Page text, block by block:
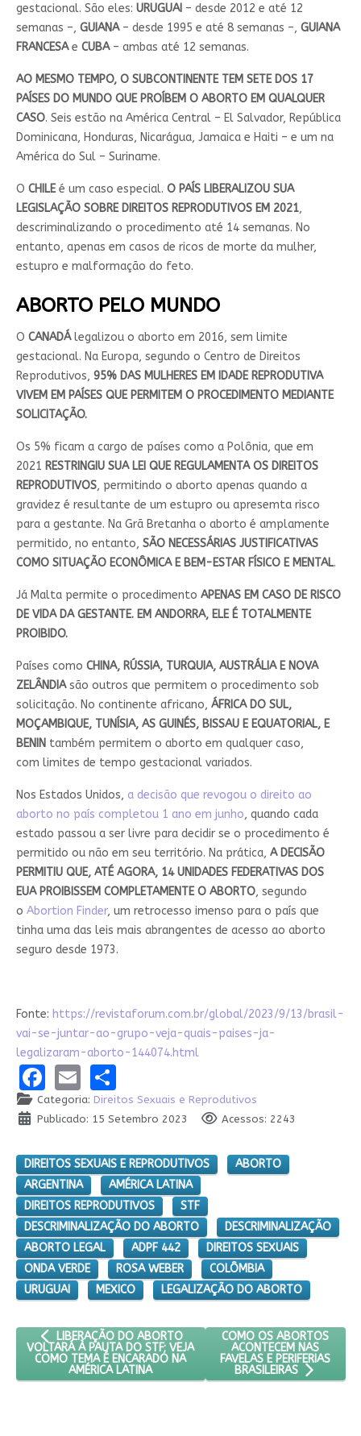
gestacional. São eles: URUGUAI – desde 2012 e até 12
semanas –, GUIANA– desde 1995 e até 8 semanas –, GUIANA
FRANCESAe CUBA– ambas até 12 semanas.
AO MESMO TEMPO, O SUBCONTINENTE TEM SETE DOS 17
PAÍSES DO MUNDO QUE PROÍBEM O ABORTO EM QUALQUER
CASO. Seis estão na América Central – El Salvador, República
Dominicana, Honduras, Nicarágua, Jamaica e Haiti – e um na
América do Sul – Suriname.
O CHILEé um caso especial. O PAÍS LIBERALIZOU SUA
LEGISLAÇÃO SOBRE DIREITOS REPRODUTIVOS EM 2021,
descriminalizando o procedimento até 14 semanas. No
entanto, apenas em casos de ricos de morte da mulher,
estupro e malformação do feto.
ABORTO PELO MUNDO
O CANADÁlegalizou o aborto em 2016, sem limite
gestacional. Na Europa, segundo o Centro de Direitos
Reprodutivos, 95% DAS MULHERES EM IDADE REPRODUTIVA
VIVEM EM PAÍSES QUE PERMITEM O PROCEDIMENTO MEDIANTE
SOLICITAÇÃO.
Os 5% ficam a cargo de países como a Polônia, que em
2021 RESTRINGIU SUA LEI QUE REGULAMENTA OS DIREITOS
REPRODUTIVOS, permitindo o aborto apenas quando a
gravidez é resultante de um estupro ou apresemta risco
para a gestante. Na Grã Bretanha o aborto é amplamente
permitido, no entanto, SÃO NECESSÁRIAS JUSTIFICATIVAS
COMO SITUAÇÃO ECONÔMICA E BEM-ESTAR FÍSICO E MENTAL.
Já Malta permite o procedimento APENAS EM CASO DE RISCO
DE VIDA DA GESTANTE. EM ANDORRA, ELE É TOTALMENTE
PROIBIDO.
Países como CHINA, RÚSSIA, TURQUIA, AUSTRÁLIA E NOVA
ZELÂNDIAsão outros que permitem o procedimento sob
solicitação. No continente africano, ÁFRICA DO SUL,
MOÇAMBIQUE, TUNÍSIA, AS GUINÉS, BISSAU E EQUATORIAL, E
BENIN também permitem o aborto em qualquer caso,
com limites de tempo gestacional variados.
Nos Estados Unidos, a decisão que revogou o direito ao
aborto no país completou 1 ano em junho, quando cada
estado passou a ser livre para decidir se o procedimento é
permitido ou não em seu território. Na prática, A DECISÃO
PERMITIU QUE, ATÉ AGORA, 14 UNIDADES FEDERATIVAS DOS
EUA PROIBISSEM COMPLETAMENTE O ABORTO, segundo
o Abortion Finder, um retrocesso imenso para o país que
tinha uma das leis mais abrangentes de acesso ao aborto
seguro desde 1973.
Fonte: https://revistaforum.com.br/global/2023/9/13/brasil-
vai-se-juntar-ao-grupo-veja-quais-paises-ja-
legalizaram-aborto-144074.html
Facebook
EmailShare
Categoria: Direitos Sexuais e Reprodutivos
Publicado: 15 Setembro 2023
Acessos: 2243
DIREITOS SEXUAIS E REPRODUTIVOS
ABORTO
ARGENTINA
AMÉRICA LATINA
DIREITOS REPRODUTIVOS
STF
DESCRIMINALIZAÇÃO DO ABORTO
DESCRIMINALIZAÇÃO
ABORTO LEGAL
ADPF 442
DIREITOS SEXUAIS
ONDA VERDE
ROSA WEBER
COLÔMBIA
URUGUAI
MEXICO LEGALIZAÇÃO DO ABORTO
ARTIGO ANTERIOR: LIBERAÇÃO DO ABORTO VOLTARÁ À
LIBERAÇÃO DO ABORTO
VOLTARÁ À PAUTA DO STF; VEJA
COMO TEMA É ENCARADO NA
AMÉRICA LATINA
PRÓXIMO ARTIGO: COMO
COMO OS ABORTOS
ACONTECEM NAS
FAVELAS E PERIFERIAS
BRASILEIRAS